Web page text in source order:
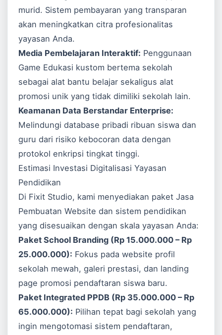
murid. Sistem pembayaran yang transparan
akan meningkatkan citra profesionalitas
yayasan Anda.
Media Pembelajaran Interaktif: Penggunaan
Game Edukasi kustom bertema sekolah
sebagai alat bantu belajar sekaligus alat
promosi unik yang tidak dimiliki sekolah lain.
Keamanan Data Berstandar Enterprise:
Melindungi database pribadi ribuan siswa dan
guru dari risiko kebocoran data dengan
protokol enkripsi tingkat tinggi.
Estimasi Investasi Digitalisasi Yayasan
Pendidikan
Di Fixit Studio, kami menyediakan paketJasa
Pembuatan Website dan sistem pendidikan
yang disesuaikan dengan skala yayasan Anda:
Paket School Branding (Rp 15.000.000 – Rp
25.000.000): Fokus pada website profil
sekolah mewah, galeri prestasi, dan landing
page promosi pendaftaran siswa baru.
Paket Integrated PPDB (Rp 35.000.000 – Rp
65.000.000): Pilihan tepat bagi sekolah yang
ingin mengotomasi sistem pendaftaran,